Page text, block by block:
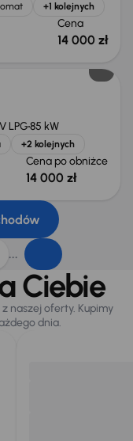
+1 kolejnych
Cena
14 000 zł
LPG85 kW
+2 kolejnych
Cena po obniżce
14 000 zł
...
Ciebie
z naszej oferty. Kupimy
dnia.